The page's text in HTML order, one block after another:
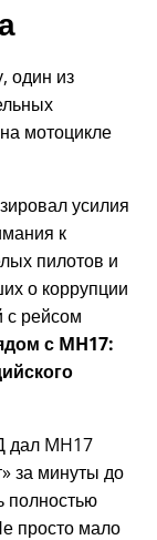
один из
мотоцикле
усилия
к
пилотов и
о коррупции
с рейсом
с MH17:
дал MH17
за минуты до
полностью
просто мало